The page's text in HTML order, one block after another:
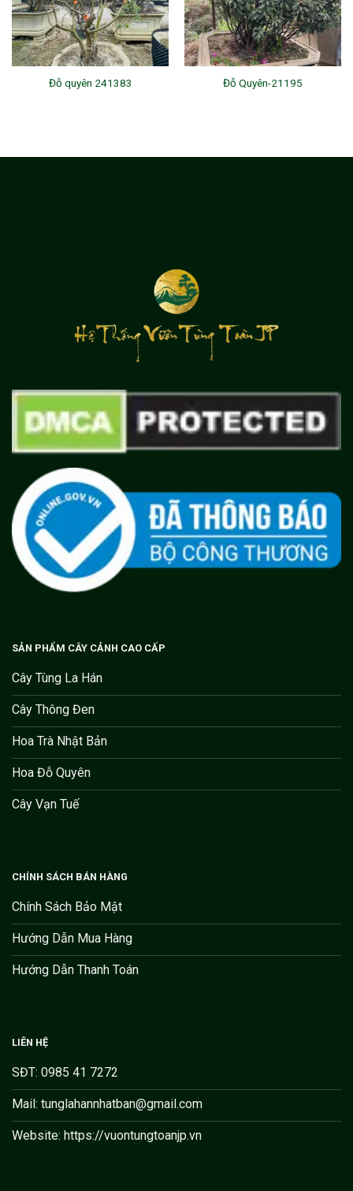
Đỗ quyên 241383 Đỗ Quyên-21195
SẢN PHẨM CÂY CẢNH CAO CẤP
Cây Tùng La Hán
Cây Thông Đen
Hoa Trà Nhật Bản
Hoa Đỗ Quyên
Cây Vạn Tuế
CHÍNH SÁCH BÁN HÀNG
Chính Sách Bảo Mật
Hướng Dẫn Mua Hàng
Hướng Dẫn Thanh Toán
LIÊN HỆ
SĐT: 0985 41 7272
Mail: tunglahannhatban@gmail.com
Website: https://vuontungtoanjp.vn